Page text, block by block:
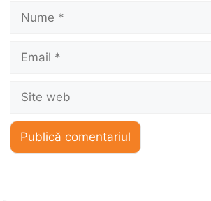
Nume
Email
Site